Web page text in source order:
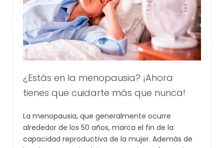
¿Estás en la menopausia? ¡Ahora
tienes que cuidarte más que nunca!
La menopausia, que generalmente ocurre
alrededor de los 50 años, marca el fin de la
capacidad reproductiva de la mujer. Además de